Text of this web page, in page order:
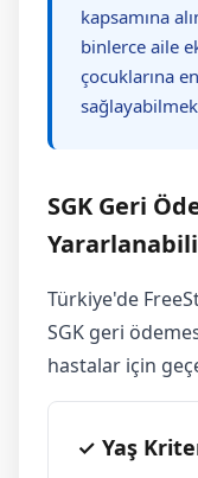
kapsamına
binlerce aile
çocuklarına
SGK Geri
Türkiye'de
SGK geri
hastalar için
✓ Yaş